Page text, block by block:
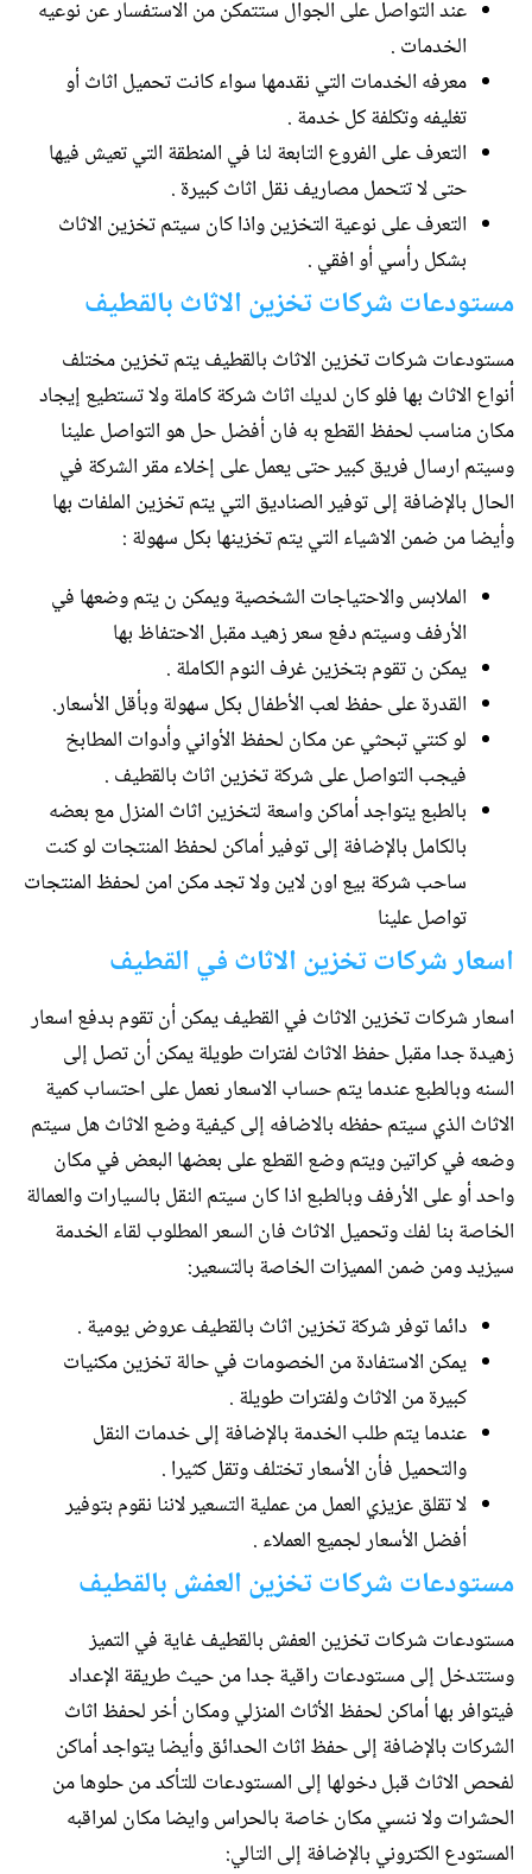
عند التواصل على الجوال ستتمكن من الاستفسار عن نوعيه
الخدمات .
معرفه الخدمات التي نقدمها سواء كانت تحميل اثاث أو
تغليفه وتكلفة كل خدمة .
التعرف على الفروع التابعة لنا في المنطقة التي تعيش فيها
حتى لا تتحمل مصاريف نقل اثاث كبيرة .
التعرف على نوعية التخزين واذا كان سيتم تخزين الاثاث
بشكل رأسي أو افقي .
مستودعات شركات تخزين الاثاث بالقطيف
مستودعات شركات تخزين الاثاث بالقطيف يتم تخزين مختلف
أنواع الاثاث بها فلو كان لديك اثاث شركة كاملة ولا تستطيع إيجاد
مكان مناسب لحفظ القطع به فان أفضل حل هو التواصل علينا
وسيتم ارسال فريق كبير حتى يعمل على إخلاء مقر الشركة في
الحال بالإضافة إلى توفير الصناديق التي يتم تخزين الملفات بها
وأيضا من ضمن الاشياء التي يتم تخزينها بكل سهولة :
الملابس والاحتياجات الشخصية ويمكن ن يتم وضعها في
الأرفف وسيتم دفع سعر زهيد مقبل الاحتفاظ بها
يمكن ن تقوم بتخزين غرف النوم الكاملة .
القدرة على حفظ لعب الأطفال بكل سهولة وبأقل الأسعار.
لو كنتي تبحثي عن مكان لحفظ الأواني وأدوات المطابخ
فيجب التواصل على شركة تخزين اثاث بالقطيف .
بالطبع يتواجد أماكن واسعة لتخزين اثاث المنزل مع بعضه
بالكامل بالإضافة إلى توفير أماكن لحفظ المنتجات لو كنت
ساحب شركة بيع اون لاين ولا تجد مكن امن لحفظ المنتجات
تواصل علينا
اسعار شركات تخزين الاثاث في القطيف
اسعار شركات تخزين الاثاث في القطيف يمكن أن تقوم بدفع اسعار
زهيدة جدا مقبل حفظ الاثاث لفترات طويلة يمكن أن تصل إلى
السنه وبالطبع عندما يتم حساب الاسعار نعمل على احتساب كمية
الاثاث الذي سيتم حفظه بالاضافه إلى كيفية وضع الاثاث هل سيتم
وضعه في كراتين ويتم وضع القطع على بعضها البعض في مكان
واحد أو على الأرفف وبالطبع اذا كان سيتم النقل بالسيارات والعمالة
الخاصة بنا لفك وتحميل الاثاث فان السعر المطلوب لقاء الخدمة
سيزيد ومن ضمن المميزات الخاصة بالتسعير:
دائما توفر شركة تخزين اثاث بالقطيف عروض يومية .
يمكن الاستفادة من الخصومات في حالة تخزين مكنيات
كبيرة من الاثاث ولفترات طويلة .
عندما يتم طلب الخدمة بالإضافة إلى خدمات النقل
والتحميل فأن الأسعار تختلف وتقل كثيرا .
لا تقلق عزيزي العمل من عملية التسعير لاننا نقوم بتوفير
أفضل الأسعار لجميع العملاء .
مستودعات شركات تخزين العفش بالقطيف
مستودعات شركات تخزين العفش بالقطيف غاية في التميز
وستتدخل إلى مستودعات راقية جدا من حيث طريقة الإعداد
فيتوافر بها أماكن لحفظ الأثاث المنزلي ومكان أخر لحفظ اثاث
الشركات بالإضافة إلى حفظ اثاث الحدائق وأيضا يتواجد أماكن
لفحص الاثاث قبل دخولها إلى المستودعات للتأكد من حلوها من
الحشرات ولا ننسي مكان خاصة بالحراس وايضا مكان لمراقبه
المستودع الكتروني بالإضافة إلى التالي: